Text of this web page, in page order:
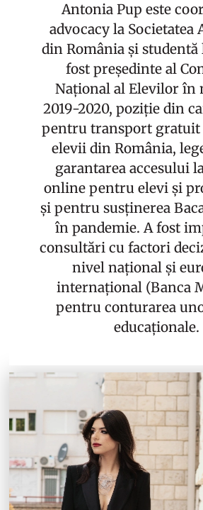
Antonia Pup este
advocacy la Societatea
din România și studentă
fost președinte al
Național al Elevilor în
2019-2020, poziție din
pentru transport
elevii din România,
garantarea accesului
online pentru elevi și
și pentru susținerea
în pandemie. A fost
consultări cu factori
nivel național și
internațional (Banca
pentru conturarea
educaționale.